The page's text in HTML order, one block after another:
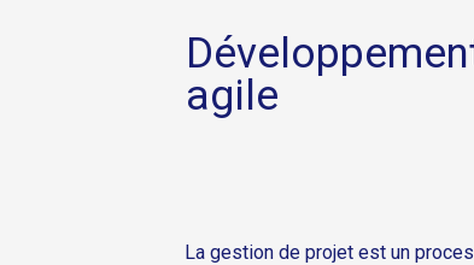
agile
La gestion de projet est un